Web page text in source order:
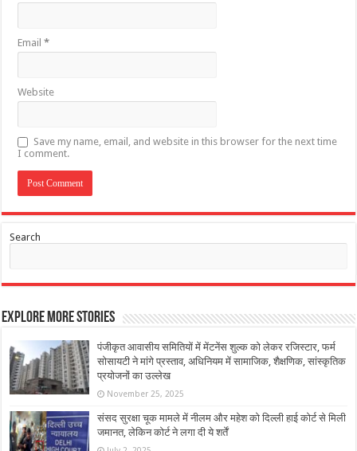
Email*
Website
Save my name, email, and website in this browser for the next time
I comment.
Search
Explore More Stories
पंजीकृत आवासीय समितियाें में मेंटनेंस शुल्क को लेकर रजिस्टार, फर्म
सोसायटी ने मांगे प्रस्ताव, अधिनियम में सामाजिक, शैक्षणिक, सांस्कृतिक
प्रयोजनों का उल्लेख
November 25, 2025
संसद सुरक्षा चूक मामले में नीलम और महेश को दिल्ली हाई कोर्ट से मिली
जमानत, लेकिन कोर्ट ने लगा दी ये शर्तें